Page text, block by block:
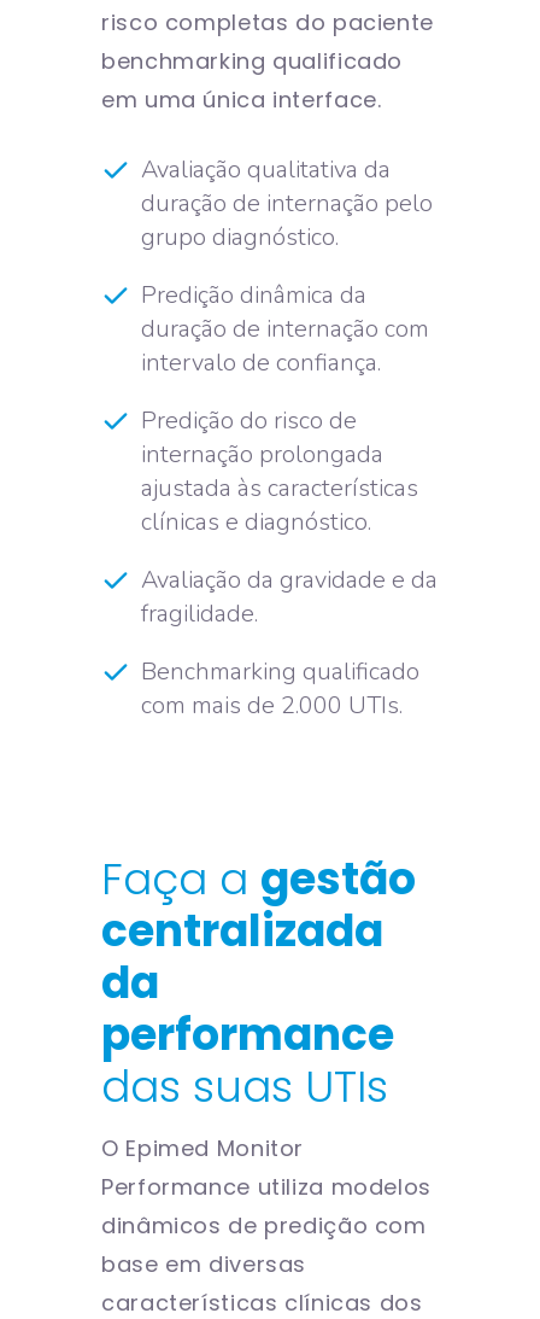
risco completas do paciente
benchmarking qualificado
em uma única interface.
Avaliação qualitativa da
duração de internação pelo
grupo diagnóstico.
Predição dinâmica da
duração de internação com
intervalo de confiança.
Predição do risco de
internação prolongada
ajustada às características
clínicas e diagnóstico.
Avaliação da gravidade e da
fragilidade.
Benchmarking qualificado
com mais de 2.000 UTIs.
Faça a gestão
centralizada
da
performance
das suas UTIs
O Epimed Monitor
Performance utiliza modelos
dinâmicos de predição com
base em diversas
características clínicas dos